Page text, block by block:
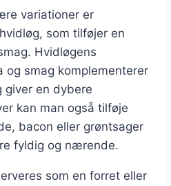
variationer er
som tilføjer en
Hvidløgens
og smag komplementerer
giver en dybere
kan man også tilføje
bacon eller grøntsager
fyldig og nærende.
som en forret eller